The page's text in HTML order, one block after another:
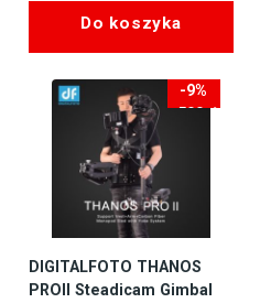
wynosiła:
69,00 zł.
wynosi:
49,00 zł.
Do koszyka
-9%
-500zł
DIGITALFOTO THANOS
PROII Steadicam Gimbal